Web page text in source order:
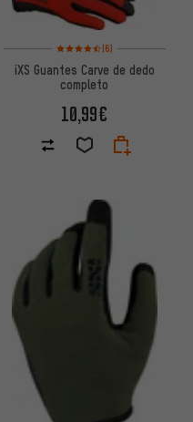
en 6 reseñasValoración media: 4,5 de 5
(6)
iXS Guantes Carve de dedo
completo
10,99€